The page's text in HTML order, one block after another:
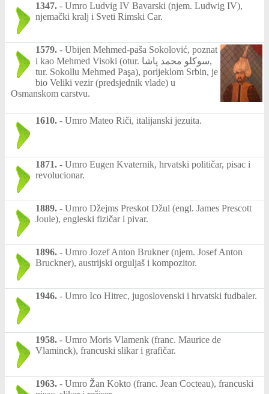
1347. - Umro Ludvig IV Bavarski (njem. Ludwig IV),
njemački kralj i Sveti Rimski Car.
1579. - Ubijen Mehmed-paša Sokolović, poznat
i kao Mehmed Visoki (otur. سوکلو محمد پاشا,
tur. Sokollu Mehmed Paşa), porijeklom Srbin, je
bio Veliki vezir (predsjednik vlade) u
Osmanskom carstvu.
1610. - Umro Mateo Riči, italijanski jezuita.
1871. - Umro Eugen Kvaternik, hrvatski političar, pisac i
revolucionar.
1889. - Umro Džejms Preskot Džul (engl. James Prescott
Joule), engleski fizičar i pivar.
1896. - Umro Jozef Anton Brukner (njem. Josef Anton
Bruckner), austrijski orguljaš i kompozitor.
1946. - Umro Ico Hitrec, jugoslovenski i hrvatski fudbaler.
1958. - Umro Moris Vlamenk (franc. Maurice de
Vlaminck), francuski slikar i grafičar.
1963. - Umro Žan Kokto (franc. Jean Cocteau), francuski